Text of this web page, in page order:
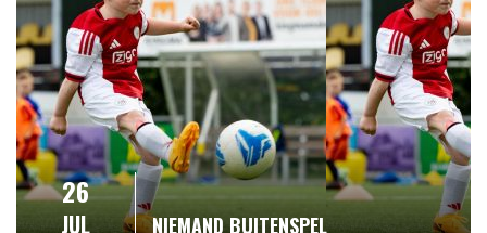
26
JUL NIEMAND BUITENSPEL